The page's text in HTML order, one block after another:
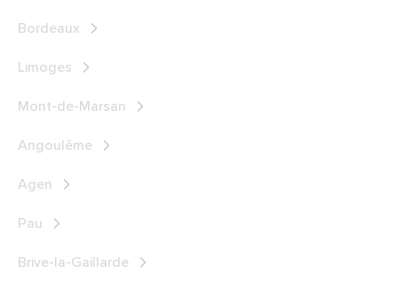
Bordeaux
Limoges
Mont-de-Marsan
Angoulême
Agen
Pau
Brive-la-Gaillarde